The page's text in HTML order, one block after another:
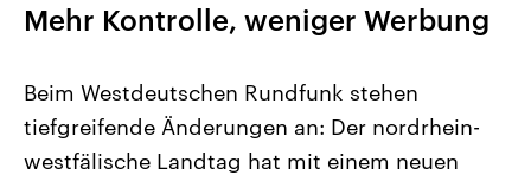
Mehr Kontrolle, weniger Werbung
Beim Westdeutschen Rundfunk stehen
tiefgreifende Änderungen an: Der nordrhein-
westfälische Landtag hat mit einem neuen